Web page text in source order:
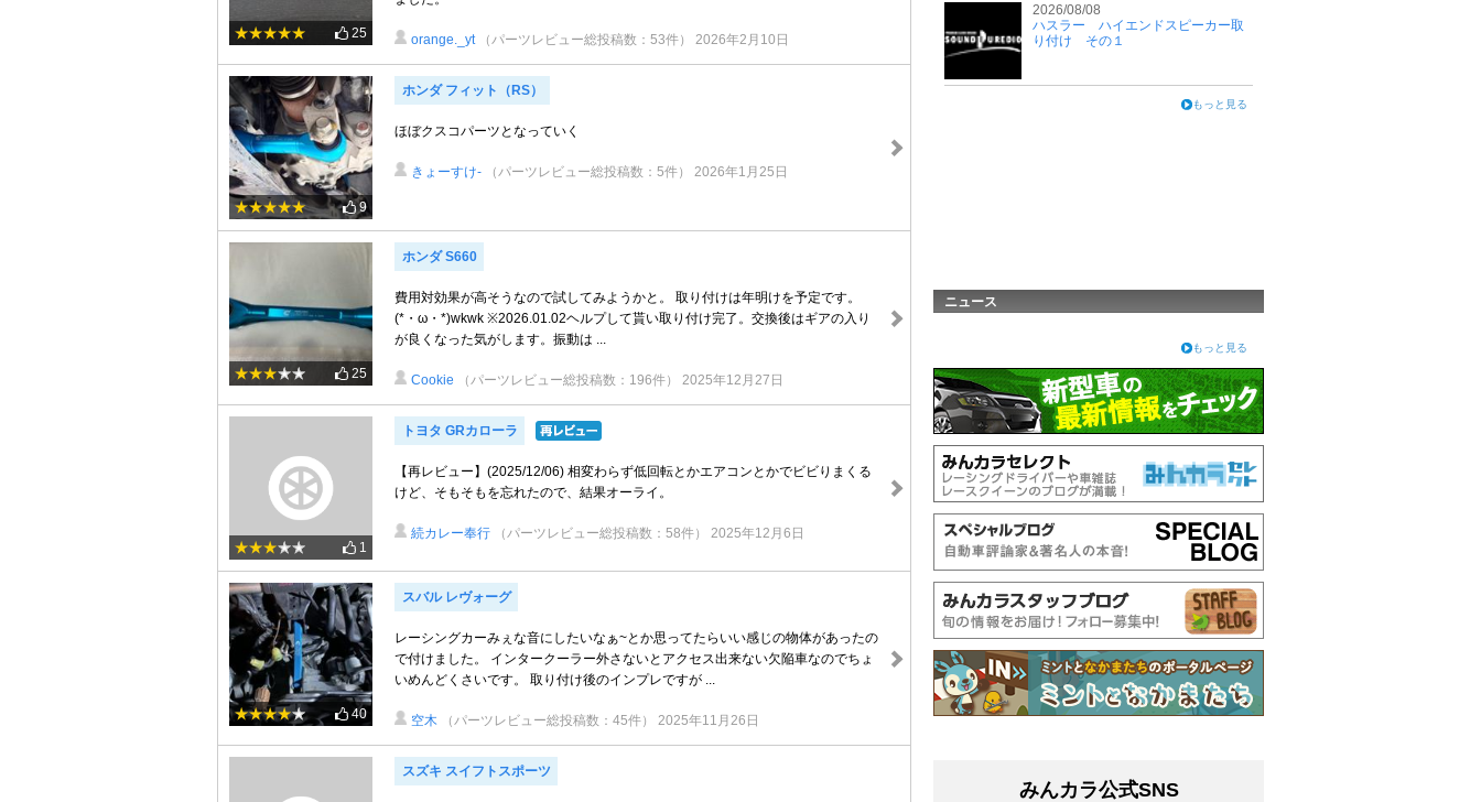
25 orange._yt （パーツレビュー総投稿数：53件） 2026年2月10日
9
ホンダ フィット（RS）
ほぼクスコパーツとなっていく
きょーすけ- （パーツレビュー総投稿数：5件） 2026年1月25日
25
ホンダ S660
費用対効果が高そうなので試してみようかと。 取り付けは年明けを予定です。
(*・ω・*)wkwk ※2026.01.02ヘルプして貰い取り付け完了。交換後はギアの入り
が良くなった気がします。振動は ...
Cookie （パーツレビュー総投稿数：196件） 2025年12月27日
1
トヨタ GRカローラ
【再レビュー】(2025/12/06) 相変わらず低回転とかエアコンとかでビビりまくる
けど、そもそもを忘れたので、結果オーライ。
続カレー奉行 （パーツレビュー総投稿数：58件） 2025年12月6日
40
スバル レヴォーグ
レーシングカーみぇな音にしたいなぁ~とか思ってたらいい感じの物体があったの
で付けました。 インタークーラー外さないとアクセス出来ない欠陥車なのでちょ
いめんどくさいです。 取り付け後のインプレですが ...
空木 （パーツレビュー総投稿数：45件） 2025年11月26日
スズキ スイフトスポーツ
2026/08/08
ハスラー ハイエンドスピーカー取
り付け その１
もっと見る
ニュース
もっと見る
みんカラ公式SNS